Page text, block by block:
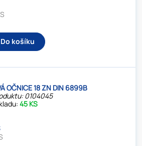
Do košíku
OČNICE 18 ZN DIN 6899B
0104045
45 KS